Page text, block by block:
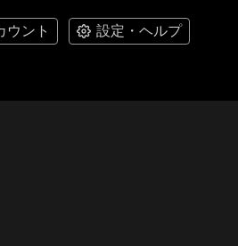
ウント 設定・ヘルプ